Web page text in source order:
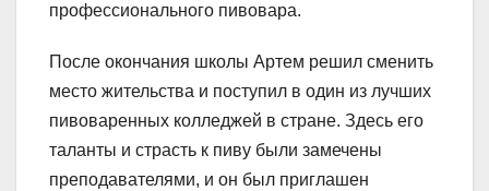
профессионального пивовара.
После окончания школы Артем решил сменить
место жительства и поступил в один из лучших
пивоваренных колледжей в стране. Здесь его
таланты и страсть к пиву были замечены
преподавателями, и он был приглашен